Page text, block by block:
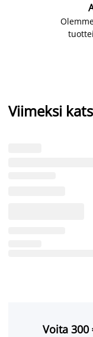
Viimeksi
Voita 300